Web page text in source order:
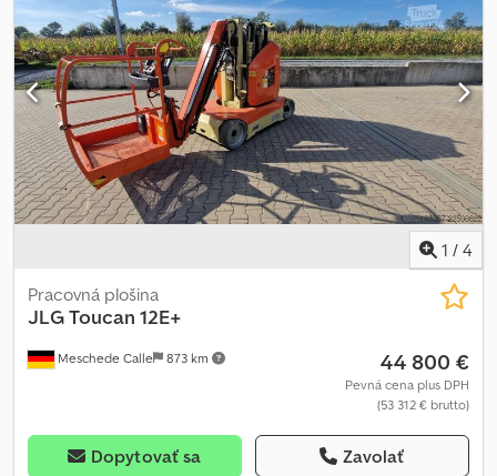
1 / 4
Meschede Calle 873 km
Pracovná plošina
JLGToucan 12E+
44 800 €
Pevná cena plus DPH
(53 312 € brutto)
Dopytovať sa Zavolať